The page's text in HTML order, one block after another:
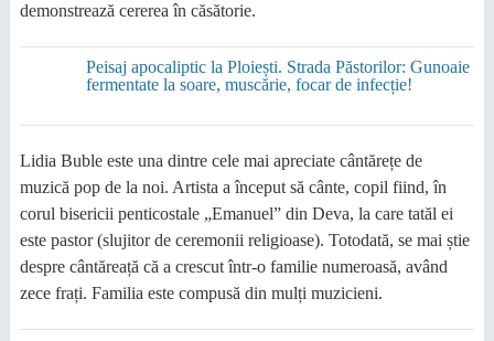
demonstrează cererea în căsătorie.
Peisaj apocaliptic la Ploiești. Strada Păstorilor: Gunoaie
fermentate la soare, muscărie, focar de infecție!
Lidia Buble este una dintre cele mai apreciate cântărețe de
muzică pop de la noi. Artista a început să cânte, copil fiind, în
corul bisericii penticostale „Emanuel” din Deva, la care tatăl ei
este pastor (slujitor de ceremonii religioase). Totodată, se mai știe
despre cântăreață că a crescut într-o familie numeroasă, având
zece frați. Familia este compusă din mulți muzicieni.